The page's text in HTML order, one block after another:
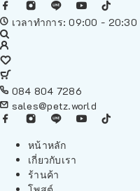
เวลาทำการ: 09:00 - 20:30
084 804 7286
sales@petz.world
หน้าหลัก
เกี่ยวกับเรา
ร้านค้า